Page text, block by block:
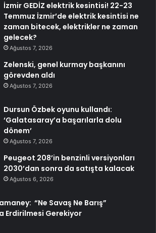
İzmir GEDİZ elektrik kesintisi! 22-23
Temmuz İzmir’de elektrik kesintisi ne
zaman bitecek, elektrikler ne zaman
gelecek?
Ağustos 7, 2026
Zelenski, genel kurmay başkanını
görevden aldı
Ağustos 7, 2026
Dursun Özbek oyunu kullandı:
‘Galatasaray’a başarılarla dolu
dönem’
Ağustos 7, 2026
Peugeot 208’in benzinli versiyonları
2030’dan sonra da satışta kalacak
Ağustos 6, 2026
“Ne Savaş Ne Barış”
Erdirilmesi Gerekiyor